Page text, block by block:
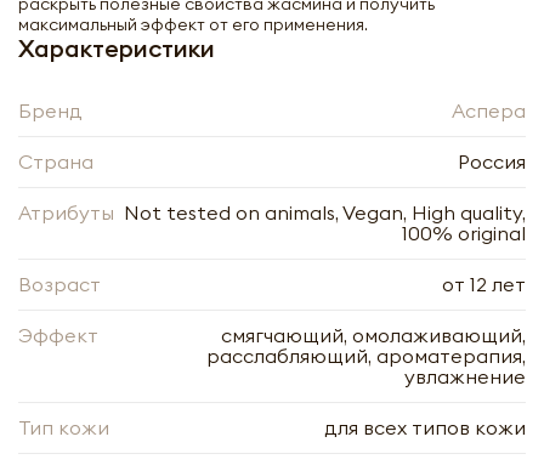
максимальный эффект от его применения.
Характеристики
Бренд Аспера
Страна Россия
Атрибуты Not tested on animals, Vegan, High quality,
100% original
Возраст от 12 лет
Эффект
смягчающий, омолаживающий,
расслабляющий, ароматерапия,
увлажнение
Тип кожи для всех типов кожи
+
Нажимая кнопку «Оформить», я даю своё согласие
на обработку моих персональных данных, в